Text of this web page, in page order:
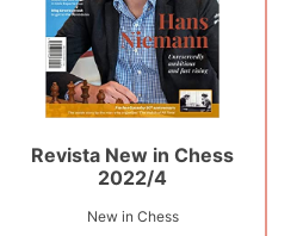
Revista New in Chess
2022/4
New in Chess